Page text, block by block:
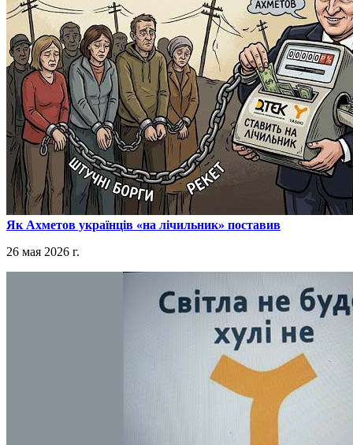
​Як Ахметов українців «на лічильник» поставив
26 мая 2026 г.